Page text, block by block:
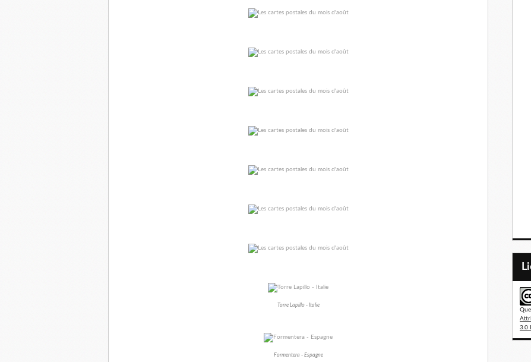
Torre Lapillo - Italie
Formentera - Espagne
3.0